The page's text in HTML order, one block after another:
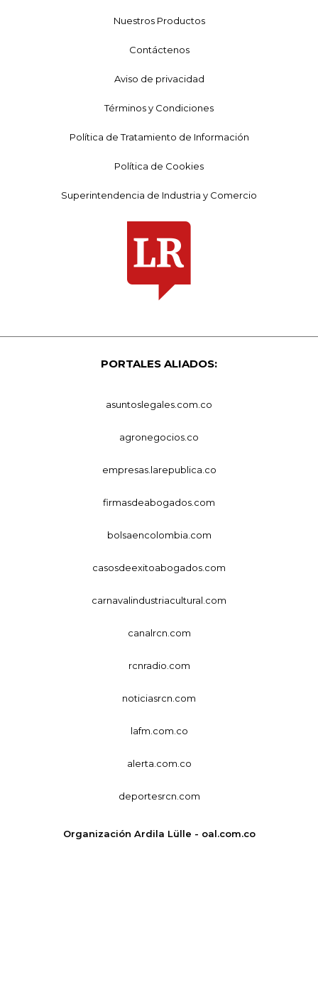
Nuestros Productos
Contáctenos
Aviso de privacidad
Términos y Condiciones
Política de Tratamiento de Información
Política de Cookies
Superintendencia de Industria y Comercio
PORTALES ALIADOS:
asuntoslegales.com.co
agronegocios.co
empresas.larepublica.co
firmasdeabogados.com
bolsaencolombia.com
casosdeexitoabogados.com
carnavalindustriacultural.com
canalrcn.com
rcnradio.com
noticiasrcn.com
lafm.com.co
alerta.com.co
deportesrcn.com
Organización Ardila Lülle - oal.com.co